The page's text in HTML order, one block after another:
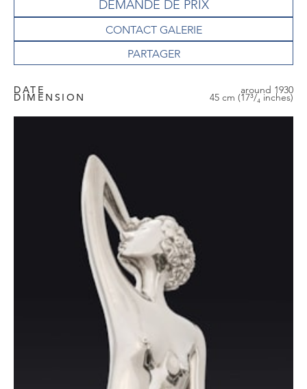
DEMANDE DE PRIX
CONTACT GALERIE
DATE around 1930
DIMENSION 45 cm (17³/₄ inches)